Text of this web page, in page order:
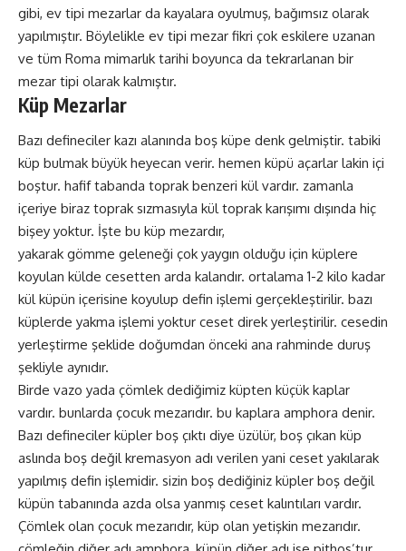
gibi, ev tipi mezarlar da kayalara oyulmuş, bağımsız olarak
yapılmıştır. Böylelikle ev tipi mezar fikri çok eskilere uzanan
ve tüm Roma mimarlık tarihi boyunca da tekrarlanan bir
mezar tipi olarak kalmıştır.
Küp Mezarlar
Bazı defineciler kazı alanında boş küpe denk gelmiştir. tabiki
küp bulmak büyük heyecan verir. hemen küpü açarlar lakin içi
boştur. hafif tabanda toprak benzeri kül vardır. zamanla
içeriye biraz toprak sızmasıyla kül toprak karışımı dışında hiç
bişey yoktur. İşte bu küp mezardır,
yakarak gömme geleneği çok yaygın olduğu için küplere
koyulan külde cesetten arda kalandır. ortalama 1-2 kilo kadar
kül küpün içerisine koyulup defin işlemi gerçekleştirilir. bazı
küplerde yakma işlemi yoktur ceset direk yerleştirilir. cesedin
yerleştirme şeklide doğumdan önceki ana rahminde duruş
şekliyle aynıdır.
Birde vazo yada çömlek dediğimiz küpten küçük kaplar
vardır. bunlarda çocuk mezarıdır. bu kaplara amphora denir.
Bazı defineciler küpler boş çıktı diye üzülür, boş çıkan küp
aslında boş değil kremasyon adı verilen yani ceset yakılarak
yapılmış defin işlemidir. sizin boş dediğiniz küpler boş değil
küpün tabanında azda olsa yanmış ceset kalıntıları vardır.
Çömlek olan çocuk mezarıdır, küp olan yetişkin mezarıdır.